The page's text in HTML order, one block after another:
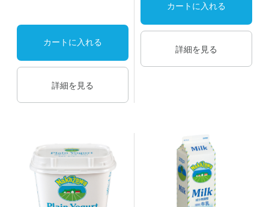
カートに入れる
詳細を見る
カートに入れる
詳細を見る